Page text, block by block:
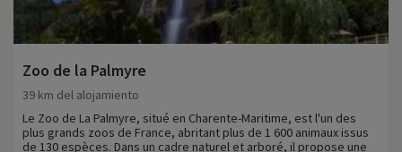
Zoo de la Palmyre
39 km del alojamiento
Le Zoo de La Palmyre, situé en Charente-Maritime, est l'un des
plus grands zoos de France, abritant plus de 1 600 animaux issus
de 130 espèces. Dans un cadre naturel et arboré, il propose une